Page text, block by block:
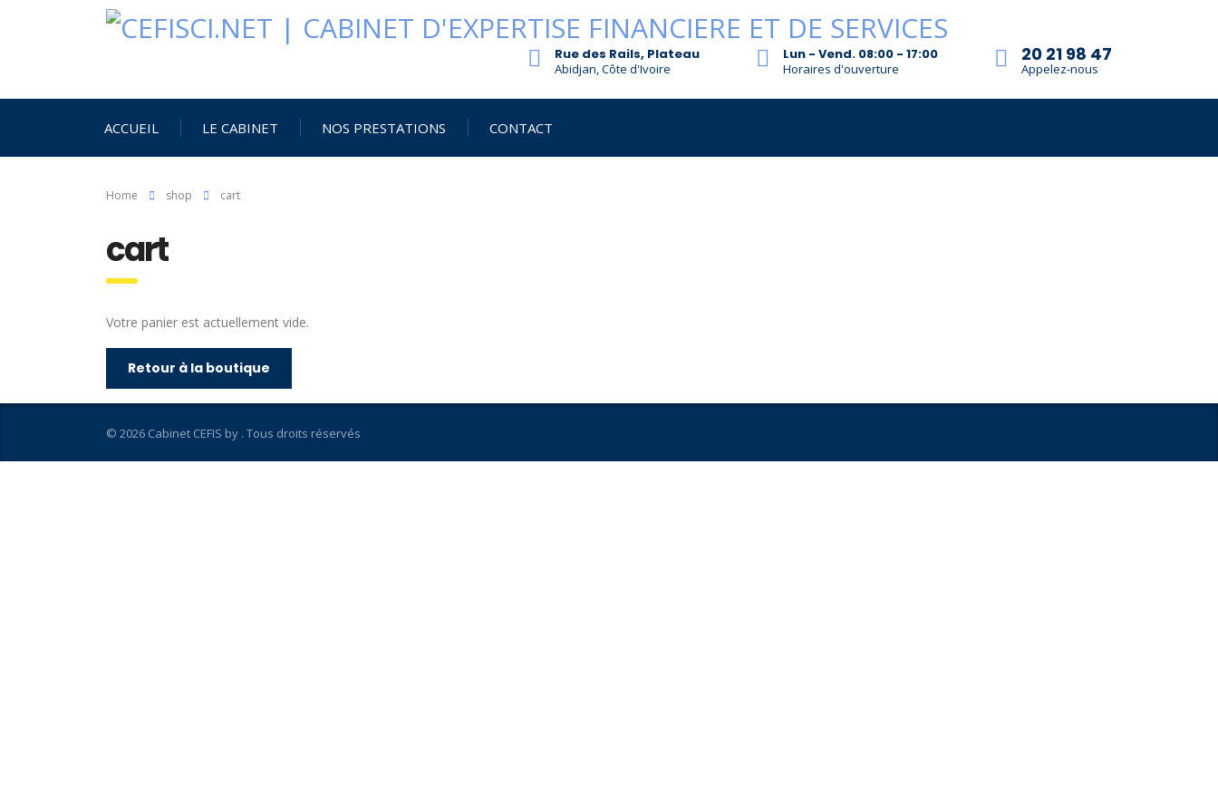
20 21 98 47
Appelez-nous
Lun - Vend. 08:00 - 17:00
Horaires d'ouverture
Rue des Rails, Plateau
Abidjan, Côte d'Ivoire
ACCUEIL LE CABINET NOS PRESTATIONS CONTACT
Home shop cart
cart
Votre panier est actuellement vide.
Retour à la boutique
© 2026 Cabinet CEFIS by . Tous droits réservés